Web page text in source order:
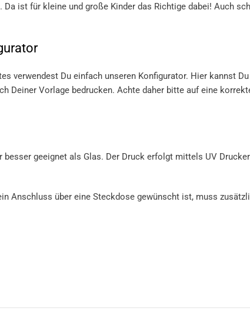
Da ist für kleine und große Kinder das Richtige dabei! Auch
verwendest Du einfach unseren Konfigurator. Hier kannst
Deiner Vorlage bedrucken. Achte daher bitte auf eine
geeignet als Glas. Der Druck erfolgt mittels UV
Anschluss über eine Steckdose gewünscht ist, muss